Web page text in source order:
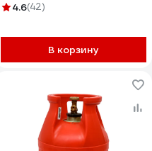
4.6(42)
В корзину